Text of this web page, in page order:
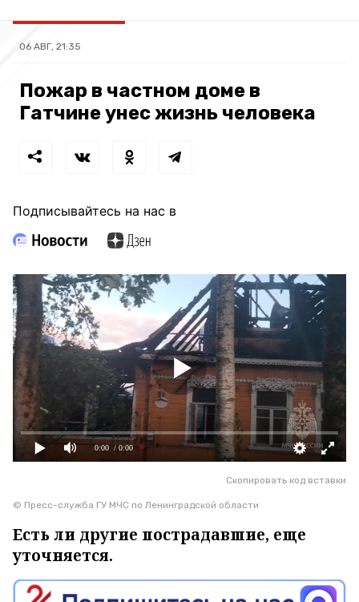
06 АВГ, 21:35
Пожар в частном доме в
Гатчине унес жизнь человека
Подписывайтесь на нас в
0:00 / 0:00
Скопировать код вставки
© Пресс-служба ГУ МЧС по Ленинградской области
Есть ли другие пострадавшие, еще
уточняется.